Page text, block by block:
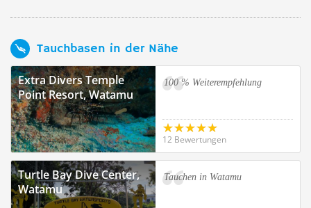
Tauchbasen in der Nähe
Extra Divers Temple
Point Resort, Watamu
100 % Weiterempfehlung
12 Bewertungen
Turtle Bay Dive Center,
Watamu
Tauchen in Watamu